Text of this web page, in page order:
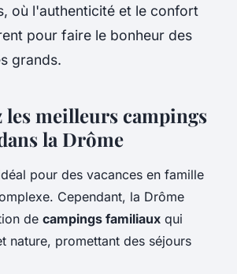
où l'authenticité et le confort
pour faire le bonheur des
grands.
les meilleurs campings
la Drôme
pour des vacances en famille
Cependant, la Drôme
de campings familiaux qui
nature, promettant des séjours